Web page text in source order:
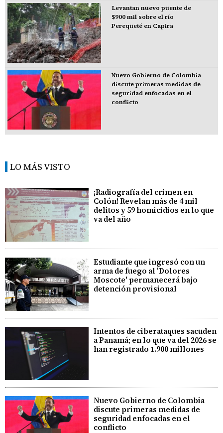
Levantan nuevo puente de
$900 mil sobre el río
Perequeté en Capira
Nuevo Gobierno de Colombia
discute primeras medidas de
seguridad enfocadas en el
conflicto
LO MÁS VISTO
¡Radiografía del crimen en
Colón! Revelan más de 4 mil
delitos y 59 homicidios en lo que
va del año
Estudiante que ingresó con un
arma de fuego al 'Dolores
Moscote' permanecerá bajo
detención provisional
Intentos de ciberataques sacuden
a Panamá; en lo que va del 2026 se
han registrado 1.900 millones
Nuevo Gobierno de Colombia
discute primeras medidas de
seguridad enfocadas en el
conflicto